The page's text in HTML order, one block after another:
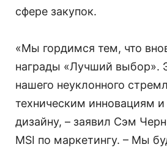
сфере закупок.
«Мы гордимся тем, что
награды «Лучший выбор».
нашего неуклонного
техническим инновациям
дизайну, – заявил Сэм
MSI по маркетингу. – Мы